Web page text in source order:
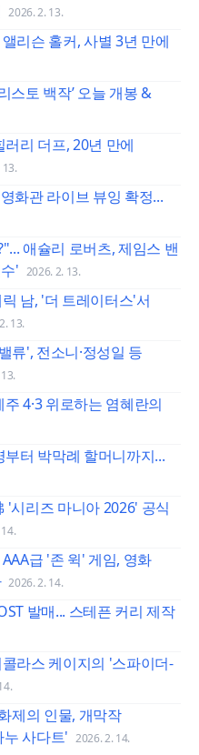
2026. 2. 13.
리슨 홀커, 사별 3년 만에
스토 백작’ 오늘 개봉 &
리 더프, 20년 만에
화관 라이브 뷰잉 확정...
애슐리 로버츠, 제임스 밴
' 2026. 2. 13.
남, '더 트레이터스'서
13.
류', 전소니·정성일 등
4·3 위로하는 염혜란의
터 박막례 할머니까지...
'시리즈 마니아 2026' 공식
급 '존 윅' 게임, 영화
2026. 2. 14.
발매... 스테픈 커리 제작
라스 케이지의 '스파이더-
제의 인물, 개막작
사다트' 2026. 2. 14.